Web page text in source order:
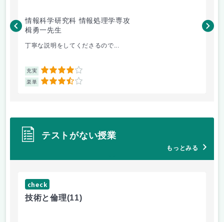
情報科学研究科 情報処理学専攻
楫勇一先生
丁寧な説明をしてくださるので...
充実 4
楽単 3.5
加
テストがない授業
もっとみる
check
技術と倫理(11)